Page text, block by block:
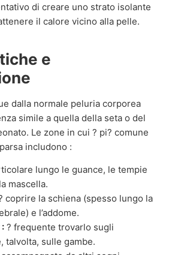
di creare uno strato isolante
il calore vicino alla pelle.
e
dalla normale peluria corporea
simile a quella della seta o del
Le zone in cui ? pi? comune
includono :
lungo le guance, le tempie
mascella.
coprire la schiena (spesso lungo la
e l’addome.
? frequente trovarlo sugli
talvolta, sulle gambe.